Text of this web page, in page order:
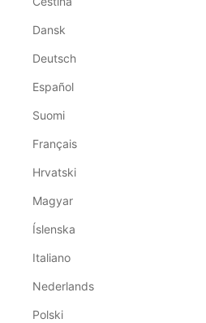
Dansk
Deutsch
Español
Suomi
Français
Hrvatski
Magyar
Íslenska
Italiano
Nederlands
Polski